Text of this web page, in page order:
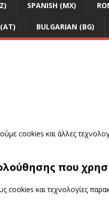
SPANISH (MX)
BULGARIAN (BG)
cookies και άλλες
που
cookies και τεχνολογίες